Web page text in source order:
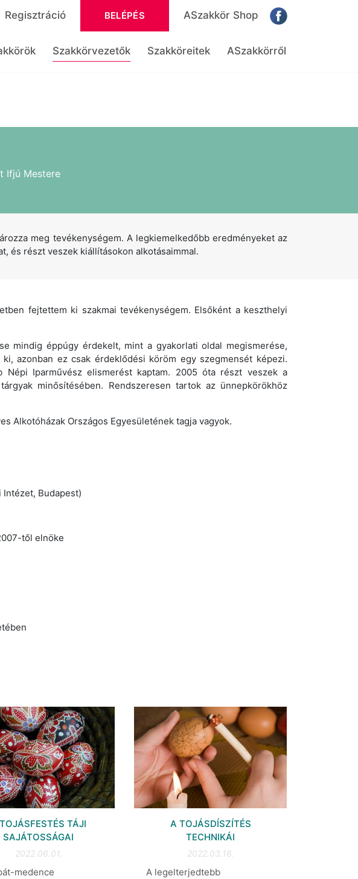
Regisztráció BELÉPÉS ASzakkör Shop
Szakkörvezetők Szakköreitek ASzakkörről
Ifjú Mestere
meg tevékenységem. A legkiemelkedőbb eredményeket az
és részt veszek kiállításokon alkotásaimmal.
fejtettem ki szakmai tevékenységem. Elsőként a keszthelyi
mindig éppúgy érdekelt, mint a gyakorlati oldal megismerése,
azonban ez csak érdeklődési köröm egy szegmensét képezi.
Iparművész elismerést kaptam. 2005 óta részt veszek a
minősítésében. Rendszeresen tartok az ünnepkörökhöz
Alkotóházak Országos Egyesületének tagja vagyok.
Budapest)
től elnöke
TÁJI
SAJÁTOSSÁGAI
2022.06.01.
medence
A TOJÁSDÍSZÍTÉS
TECHNIKÁI
2022.03.16.
A legelterjedtebb